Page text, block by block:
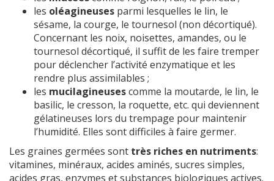
les oléagineuses parmi lesquelles le lin, le
sésame, la courge, le tournesol (non décortiqué).
Concernant les noix, noisettes, amandes, ou le
tournesol décortiqué, il suffit de les faire tremper
pour déclencher l’activité enzymatique et les
rendre plus assimilables ;
les mucilagineusescomme la moutarde, le lin, le
basilic, le cresson, la roquette, etc. qui deviennent
gélatineuses lors du trempage pour maintenir
l’humidité. Elles sont difficiles à faire germer.
Les graines germées sont très riches en nutriments:
vitamines, minéraux, acides aminés, sucres simples,
acides gras, enzymes et substances biologiques actives.